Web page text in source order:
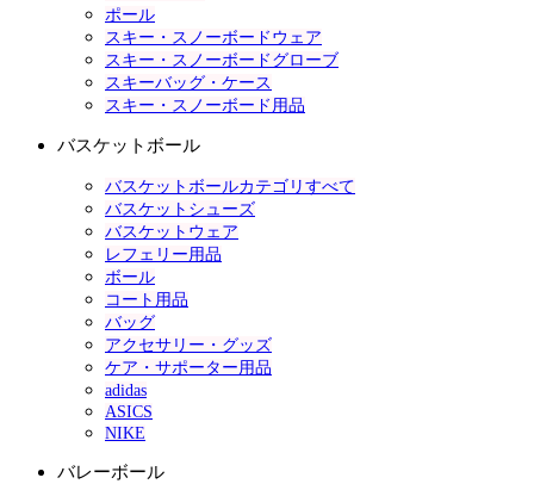
ポール
スキー・スノーボードウェア
スキー・スノーボードグローブ
スキーバッグ・ケース
スキー・スノーボード用品
バスケットボール
バスケットボールカテゴリすべて
バスケットシューズ
バスケットウェア
レフェリー用品
ボール
コート用品
バッグ
アクセサリー・グッズ
ケア・サポーター用品
adidas
ASICS
NIKE
バレーボール